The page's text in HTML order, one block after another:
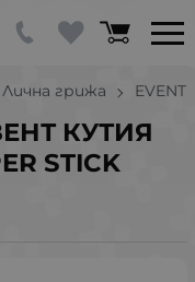
Лична грижа EVENT
КУТИЯ
STICK